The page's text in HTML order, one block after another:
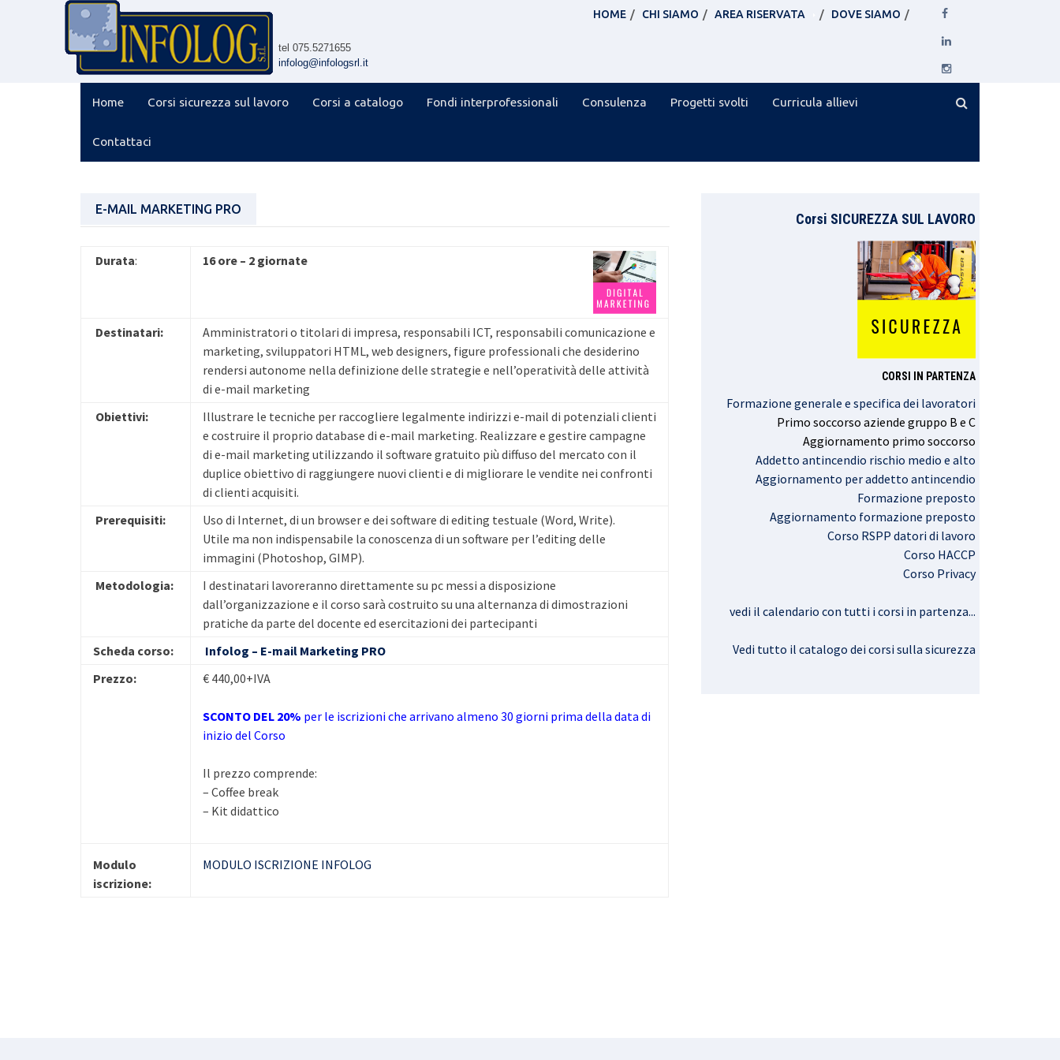
tel 075.5271655
infolog@infologsrl.it
HOME CHI SIAMO AREA RISERVATA DOVE SIAMO
Home Corsi sicurezza sul lavoro Corsi a catalogo Fondi interprofessionali Consulenza Progetti svolti Curricula allievi
Contattaci
E-MAIL MARKETING PRO
Durata: 16 ore – 2 giornate
Destinatari:
Amministratori o titolari di impresa, responsabili ICT, responsabili comunicazione e
marketing, sviluppatori HTML, web designers, figure professionali che desiderino
rendersi autonome nella definizione delle strategie e nell’operatività delle attività
di e-mail marketing
Obiettivi:
Illustrare le tecniche per raccogliere legalmente indirizzi e-mail di potenziali clienti
e costruire il proprio database di e-mail marketing. Realizzare e gestire campagne
di e-mail marketing utilizzando il software gratuito più diffuso del mercato con il
duplice obiettivo di raggiungere nuovi clienti e di migliorare le vendite nei confronti
di clienti acquisiti.
Prerequisiti:
Uso di Internet, di un browser e dei software di editing testuale (Word, Write).
Utile ma non indispensabile la conoscenza di un software per l’editing delle
immagini (Photoshop, GIMP).
Metodologia:
I destinatari lavoreranno direttamente su pc messi a disposizione
dall’organizzazione e il corso sarà costruito su una alternanza di dimostrazioni
pratiche da parte del docente ed esercitazioni dei partecipanti
Scheda corso:
Infolog – E-mail Marketing PRO
Prezzo:
€ 440,00+IVA
SCONTO DEL 20% per le iscrizioni che arrivano almeno 30 giorni prima della data di
inizio del Corso
Il prezzo comprende:
– Coffee break
– Kit didattico
Modulo
iscrizione:
MODULO ISCRIZIONE INFOLOG
Corsi SICUREZZA SUL LAVORO
CORSI IN PARTENZA
Formazione generale e specifica dei lavoratori
Primo soccorso aziende gruppo B e C
Aggiornamento primo soccorso
Addetto antincendio rischio medio e alto
Aggiornamento per addetto antincendio
Formazione preposto
Aggiornamento formazione preposto
Corso RSPP datori di lavoro
Corso HACCP
Corso Privacy
vedi il calendario con tutti i corsi in partenza...
Vedi tutto il catalogo dei corsi sulla sicurezza